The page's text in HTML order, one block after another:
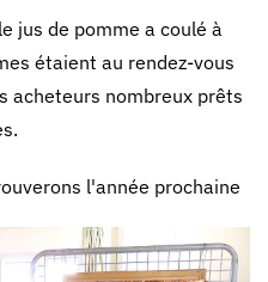
jus de pomme a coulé à
étaient au rendez-vous
acheteurs nombreux prêts
l'année prochaine